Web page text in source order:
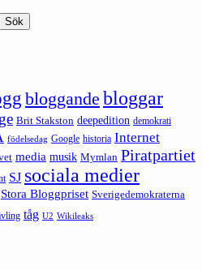
bloggande bloggar
Brit Stakston deepedition demokrati
födelsedag Google historia Internet
media musik Mymlan Piratpartiet
SJ sociala medier
Stora Bloggpriset Sverigedemokraterna
tåg U2 Wikileaks